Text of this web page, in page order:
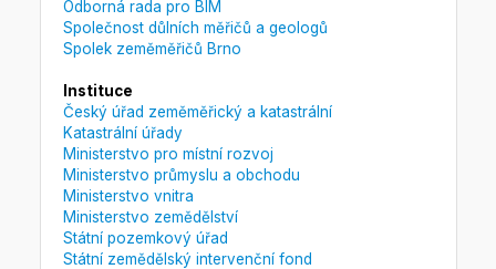
Odborná rada pro BIM
Společnost důlních měřičů a geologů
Spolek zeměměřičů Brno
Instituce
Český úřad zeměměřický a katastrální
Katastrální úřady
Ministerstvo pro místní rozvoj
Ministerstvo průmyslu a obchodu
Ministerstvo vnitra
Ministerstvo zemědělství
Státní pozemkový úřad
Státní zemědělský intervenční fond